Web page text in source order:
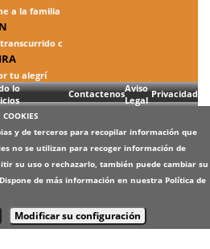
a la familia
c
tu alegrí
lo
ContactenosAviso
Legal
Privacidad
y de terceros para recopilar información que
no se utilizan para recoger información de
su uso o rechazarlo, también puede cambiar su
de más información en nuestra Política de